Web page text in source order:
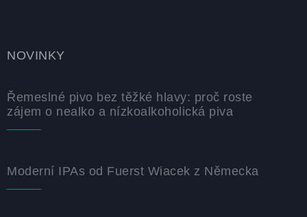
NOVINKY
Řemeslné pivo bez těžké hlavy: proč roste
zájem o nealko a nízkoalkoholická piva
Moderní IPAs od Fuerst Wiacek z Německa